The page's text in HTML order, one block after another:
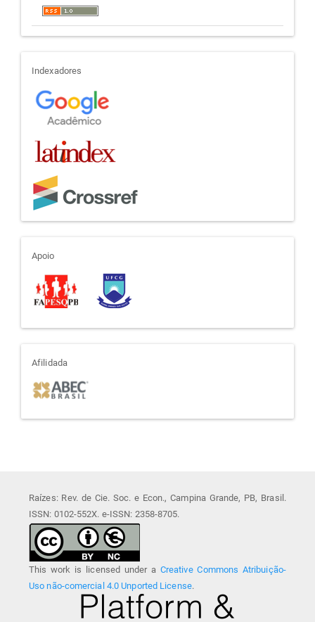
indexadores
Indexadores
apoio
Apoio
afiliada
Afilidada
Raízes: Rev. de Cie. Soc. e Econ., Campina Grande, PB, Brasil.
ISSN: 0102-552X. e-ISSN: 2358-8705.
This work is licensed under a Creative Commons Atribuição-
Uso não-comercial 4.0 Unported License.